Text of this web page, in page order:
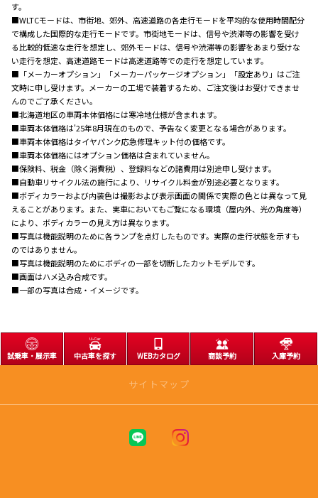
す。
■WLTCモードは、市街地、郊外、高速道路の各走行モードを平均的な使用時間配分
で構成した国際的な走行モードです。市街地モードは、信号や渋滞等の影響を受け
る比較的低速な走行を想定し、郊外モードは、信号や渋滞等の影響をあまり受けな
い走行を想定、高速道路モードは高速道路等での走行を想定しています。
■「メーカーオプション」「メーカーパッケージオプション」「設定あり」はご注
文時に申し受けます。メーカーの工場で装着するため、ご注文後はお受けできませ
んのでご了承ください。
■北海道地区の車両本体価格には寒冷地仕様が含まれます。
■車両本体価格は'25年8月現在のもので、予告なく変更となる場合があります。
■車両本体価格はタイヤパンク応急修理キット付の価格です。
■車両本体価格にはオプション価格は含まれていません。
■保険料、税金（除く消費税）、登録料などの諸費用は別途申し受けます。
■自動車リサイクル法の施行により、リサイクル料金が別途必要となります。
■ボディカラーおよび内装色は撮影および表示画面の関係で実際の色とは異なって見
えることがあります。また、実車においてもご覧になる環境（屋内外、光の角度等）
により、ボディカラーの見え方は異なります。
■写真は機能説明のために各ランプを点灯したものです。実際の走行状態を示すも
のではありません。
■写真は機能説明のためにボディの一部を切断したカットモデルです。
■画面はハメ込み合成です。
■一部の写真は合成・イメージです。
試乗車・展示車 中古車を探す WEBカタログ 商談予約 入庫予約
サイトマップ